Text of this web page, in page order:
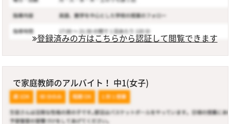
登録済みの方はこちらから認証して閲覧できます
で家庭教師のアルバイト！ 中1(女子)